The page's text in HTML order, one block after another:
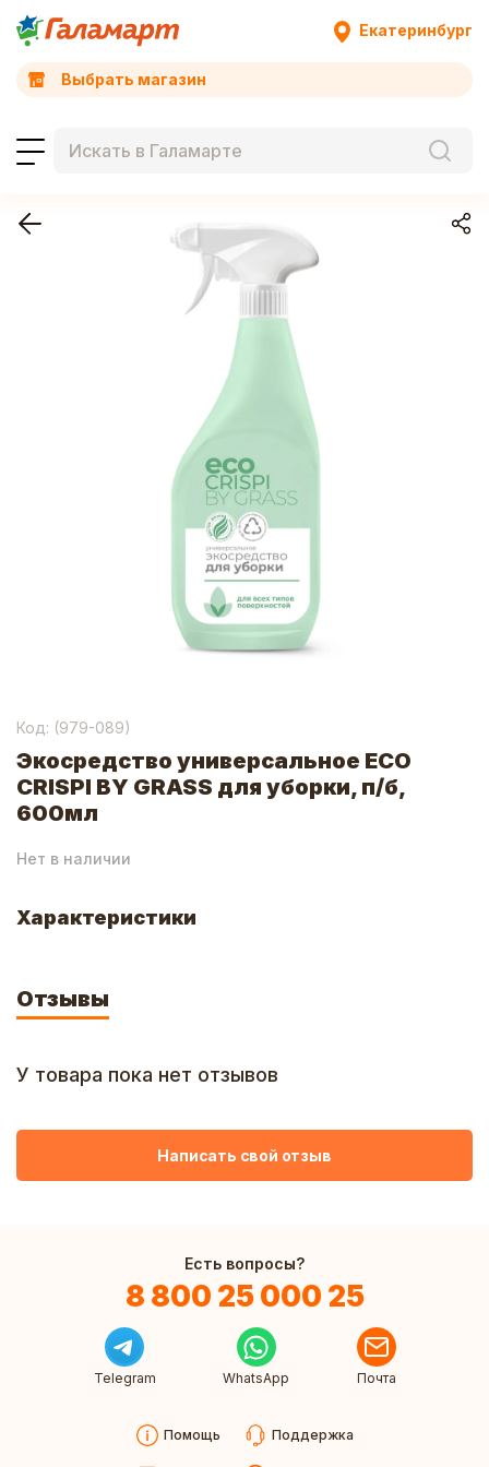
Екатеринбург
Выбрать магазин
Код: (979-089)
Экосредство универсальное ECO
CRISPI BY GRASS для уборки, п/б,
600мл
Нет в наличии
Характеристики
Отзывы
У товара пока нет отзывов
Написать свой отзыв
Есть вопросы?
8 800 25 000 25
Telegram WhatsApp Почта
Помощь Поддержка